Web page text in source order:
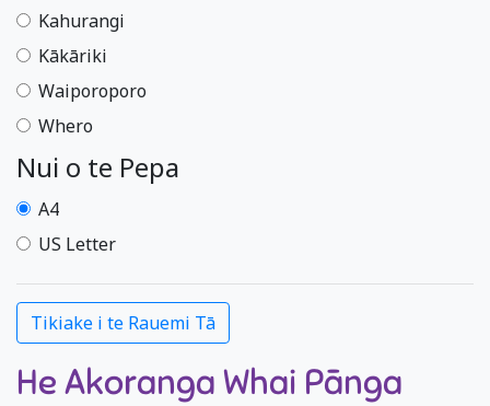
Kahurangi
Kākāriki
Waiporoporo
Whero
Nui o te Pepa
A4
US Letter
He Akoranga Whai Pānga